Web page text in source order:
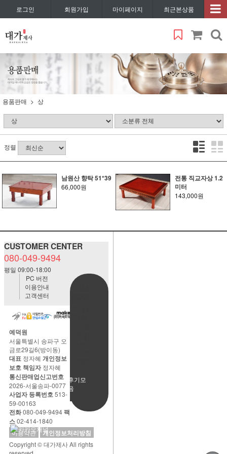
로그인 회원가입 마이페이지 최근본상품
용품판매 상
정렬
남원산 향탁 51*39
66,000원
전통 직교자상 1.2
미터
143,000원
CUSTOMER CENTER
080-049-9494
평일 09:00-18:00
사용후기모
음
PC 버전
이용안내
고객센터
예덕원
서울특별시 송파구 오
금로29길6(방이동)
대표 정자혜 개인정보
보호 책임자정자혜
통신판매업신고번호
2026-서울송파-0077
사업자 등록번호513-
59-00163
전화080-049-9494팩
스02-414-1840
이용약관
개인정보처리방침
Copyright © 대가제사 All rights